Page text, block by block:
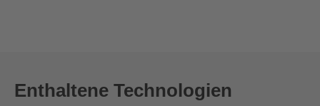
Enthaltene Technologien